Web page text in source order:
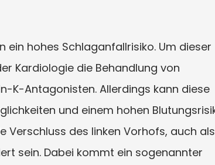
ein hohes Schlaganfallrisiko. Um dieser
Kardiologie die Behandlung von
K-Antagonisten. Allerdings kann diese
und einem hohen
Verschluss des linken Vorhofs, auch als
sein. Dabei kommt ein sogenannter